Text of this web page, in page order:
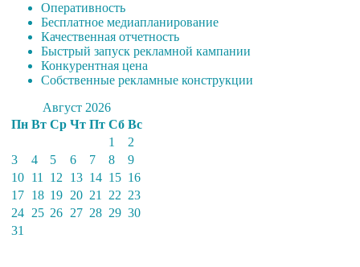
Оперативность
Бесплатное медиапланирование
Качественная отчетность
Быстрый запуск рекламной кампании
Конкурентная цена
Собственные рекламные конструкции
Август 2026
Пн Вт Ср Чт Пт Сб Вс
1
2
3
4 5 6 7 8
9
10 11 12 13 14 15 16
17 18 19 20 21 22 23
24 25 26 27 28 29 30
31